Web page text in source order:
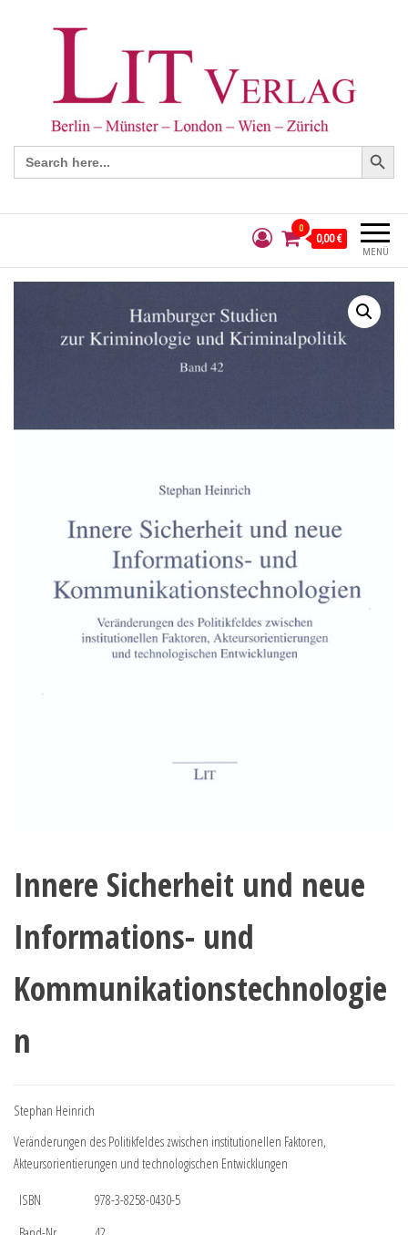
Search
for:
Search Button
MENÜ
0
0,00 €
Innere Sicherheit und neue
Informations- und
Kommunikationstechnologie
n
Stephan Heinrich
Veränderungen des Politikfeldes zwischen institutionellen Faktoren,
Akteursorientierungen und technologischen Entwicklungen
ISBN
978-3-8258-0430-5